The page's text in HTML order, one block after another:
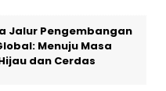
Jalur Pengembangan
Menuju Masa
dan Cerdas